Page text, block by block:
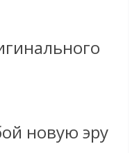
новую эру